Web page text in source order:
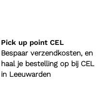
Pick up point CEL
Bespaar verzendkosten, en
haal je bestelling op bij CEL
in Leeuwarden